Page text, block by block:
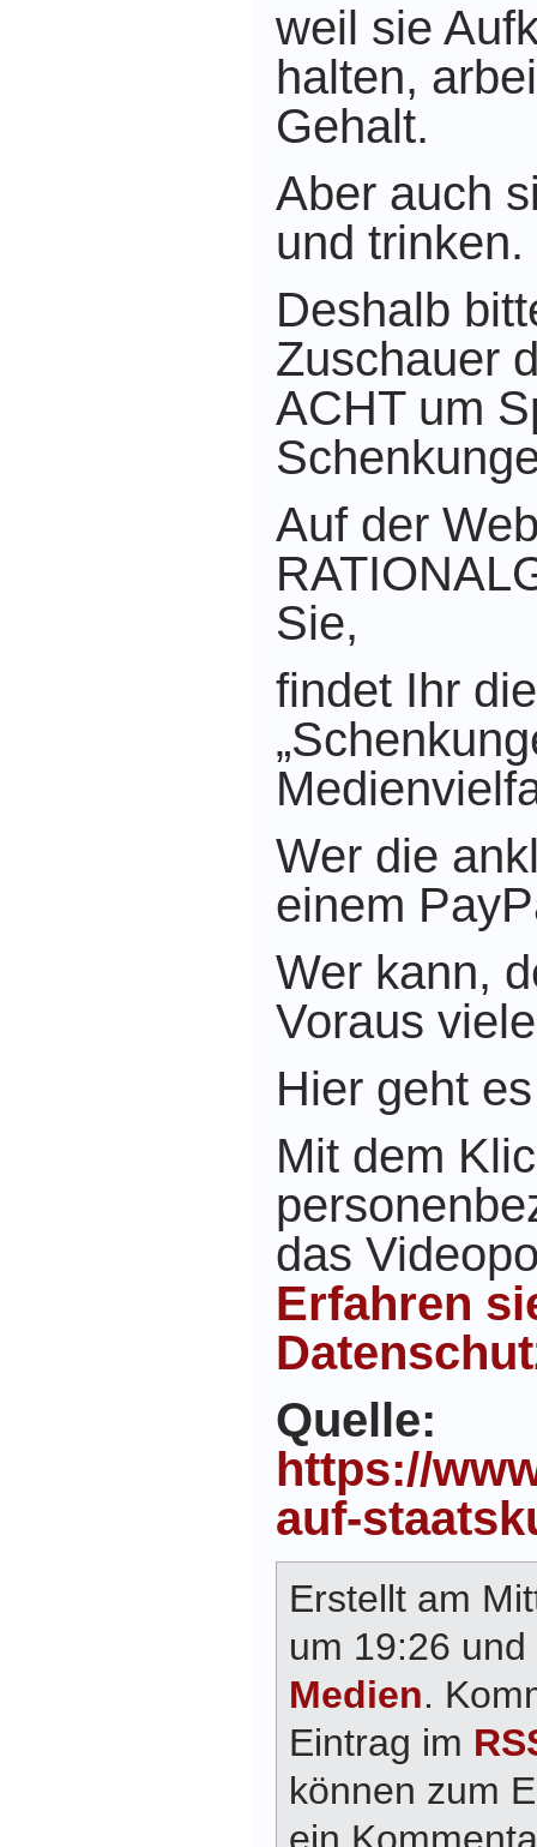
weil sie
halten,
Gehalt.
Aber auch
und trinken.
Deshalb
Zuschauer
ACHT um
Auf der
Sie,
findet Ihr
Wer die
einem
Wer kann,
Voraus
Hier geht
Mit dem
das
Erfahren
Quelle:
https://
auf-
Erstellt am
um 19:26
Medien.
Eintrag im
können zum